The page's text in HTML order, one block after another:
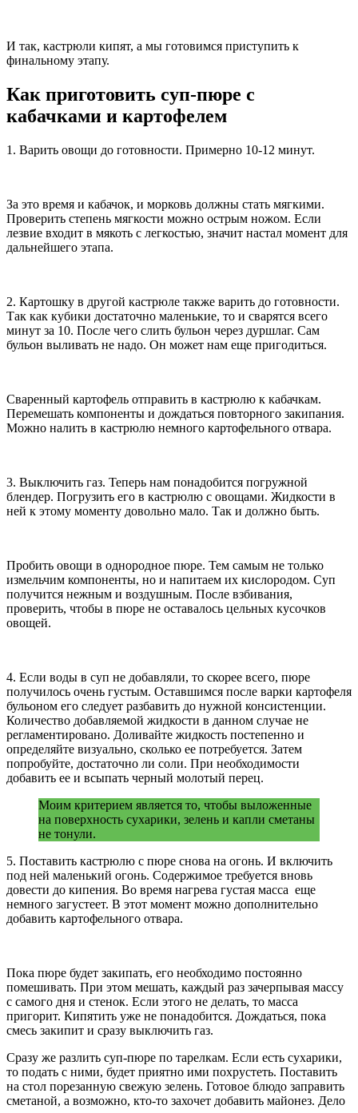
И так, кастрюли кипят, а мы готовимся приступить к
финальному этапу.
Как приготовить суп-пюре с
кабачками и картофелем
1. Варить овощи до готовности. Примерно 10-12 минут.
За это время и кабачок, и морковь должны стать мягкими.
Проверить степень мягкости можно острым ножом. Если
лезвие входит в мякоть с легкостью, значит настал момент для
дальнейшего этапа.
2. Картошку в другой кастрюле также варить до готовности.
Так как кубики достаточно маленькие, то и сварятся всего
минут за 10. После чего слить бульон через дуршлаг. Сам
бульон выливать не надо. Он может нам еще пригодиться.
Сваренный картофель отправить в кастрюлю к кабачкам.
Перемешать компоненты и дождаться повторного закипания.
Можно налить в кастрюлю немного картофельного отвара.
3. Выключить газ. Теперь нам понадобится погружной
блендер. Погрузить его в кастрюлю с овощами. Жидкости в
ней к этому моменту довольно мало. Так и должно быть.
Пробить овощи в однородное пюре. Тем самым не только
измельчим компоненты, но и напитаем их кислородом. Суп
получится нежным и воздушным. После взбивания,
проверить, чтобы в пюре не оставалось цельных кусочков
овощей.
4. Если воды в суп не добавляли, то скорее всего, пюре
получилось очень густым. Оставшимся после варки картофеля
бульоном его следует разбавить до нужной консистенции.
Количество добавляемой жидкости в данном случае не
регламентировано. Доливайте жидкость постепенно и
определяйте визуально, сколько ее потребуется. Затем
попробуйте, достаточно ли соли. При необходимости
добавить ее и всыпать черный молотый перец.
Моим критерием является то, чтобы выложенные
на поверхность сухарики, зелень и капли сметаны
не тонули.
5. Поставить кастрюлю с пюре снова на огонь. И включить
под ней маленький огонь. Содержимое требуется вновь
довести до кипения. Во время нагрева густая масса еще
немного загустеет. В этот момент можно дополнительно
добавить картофельного отвара.
Пока пюре будет закипать, его необходимо постоянно
помешивать. При этом мешать, каждый раз зачерпывая массу
с самого дня и стенок. Если этого не делать, то масса
пригорит. Кипятить уже не понадобится. Дождаться, пока
смесь закипит и сразу выключить газ.
Сразу же разлить суп-пюре по тарелкам. Если есть сухарики,
то подать с ними, будет приятно ими похрустеть. Поставить
на стол порезанную свежую зелень. Готовое блюдо заправить
сметаной, а возможно, кто-то захочет добавить майонез. Дело